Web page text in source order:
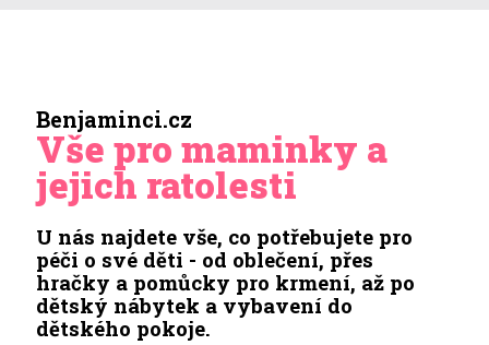
Benjaminci.cz
Vše pro maminky a
jejich ratolesti
U nás najdete vše, co potřebujete pro
péči o své děti - od oblečení, přes
hračky a pomůcky pro krmení, až po
dětský nábytek a vybavení do
dětského pokoje.